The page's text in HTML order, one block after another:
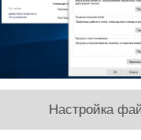
Настройка